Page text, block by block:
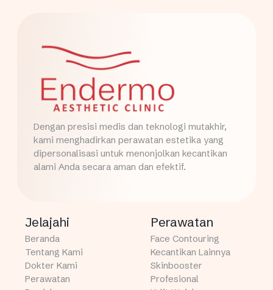
Dengan presisi medis dan teknologi mutakhir,
kami menghadirkan perawatan estetika yang
dipersonalisasi untuk menonjolkan kecantikan
alami Anda secara aman dan efektif.
Jelajahi
Beranda
Tentang Kami
Dokter Kami
Perawatan
Perawatan
Face Contouring
Kecantikan Lainnya
Skinbooster
Profesional